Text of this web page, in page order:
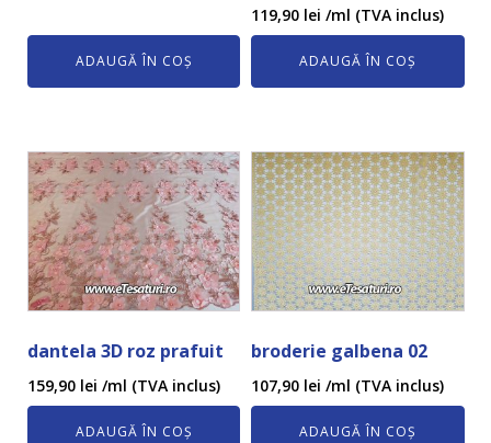
ADAUGĂ ÎN COȘ
119,90 lei /ml (TVA inclus)
ADAUGĂ ÎN COȘ
dantela 3D roz prafuit
159,90 lei /ml (TVA inclus)
ADAUGĂ ÎN COȘ
broderie galbena 02
107,90 lei /ml (TVA inclus)
ADAUGĂ ÎN COȘ